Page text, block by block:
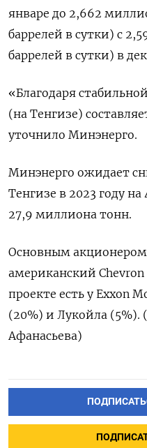
январе до 2,662
баррелей в сутки) с
баррелей в сутки) в
«Благодаря
(на Тенгизе)
уточнило Минэнерго.
Минэнерго ожидает
Тенгизе в 2023 году
27,9 миллиона тонн.
Основным
американский
проекте есть у Exxon
(20%) и Лукойла (5%).
Афанасьева)